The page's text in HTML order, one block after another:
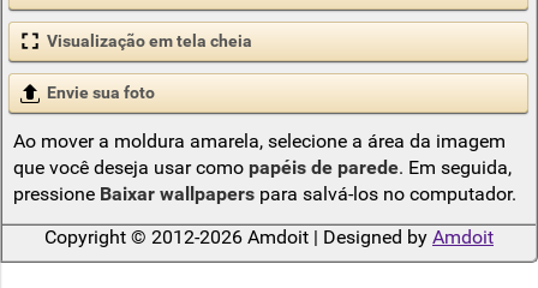
Visualização em tela cheia
Envie sua foto
Ao mover a moldura amarela, selecione a área da imagem
que você deseja usar como papéis de parede. Em seguida,
pressione Baixar wallpaperspara salvá-los no computador.
Copyright © 2012-2026 Amdoit | Designed by Amdoit